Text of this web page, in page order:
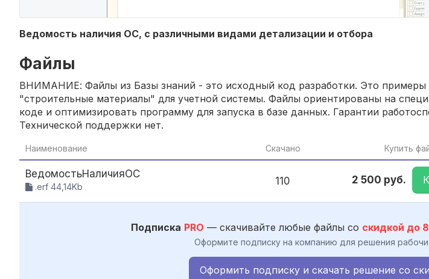
Ведомость наличия ОС, с различными видами детализации и отбора
Файлы
ВНИМАНИЕ: Файлы из Базы знаний - это исходный код разработки. Это примеры
"строительные материалы" для учетной системы. Файлы ориентированы на
коде и оптимизировать программу для запуска в базе данных. Гарантии
Технической поддержки нет.
Наименование Скачано Купить
ВедомостьНаличияОС
.erf 44,14Kb 110 2 500 руб.
Подписка PRO — скачивайте любые файлы со скидкой до
Оформите подписку на компанию для решения
Оформить подписку и скачать решение со